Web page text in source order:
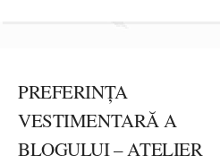
PREFERINȚA
VESTIMENTARĂ A
BLOGULUI – ATELIER